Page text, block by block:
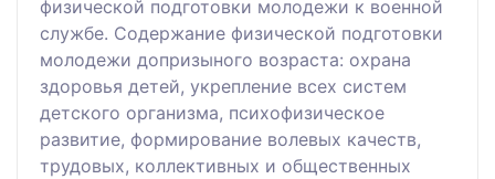
физической подготовки молодежи к военной
службе. Содержание физической подготовки
молодежи допризыного возраста: охрана
здоровья детей, укрепление всех систем
детского организма, психофизическое
развитие, формирование волевых качеств,
трудовых, коллективных и общественных